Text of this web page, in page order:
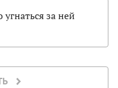
за ней